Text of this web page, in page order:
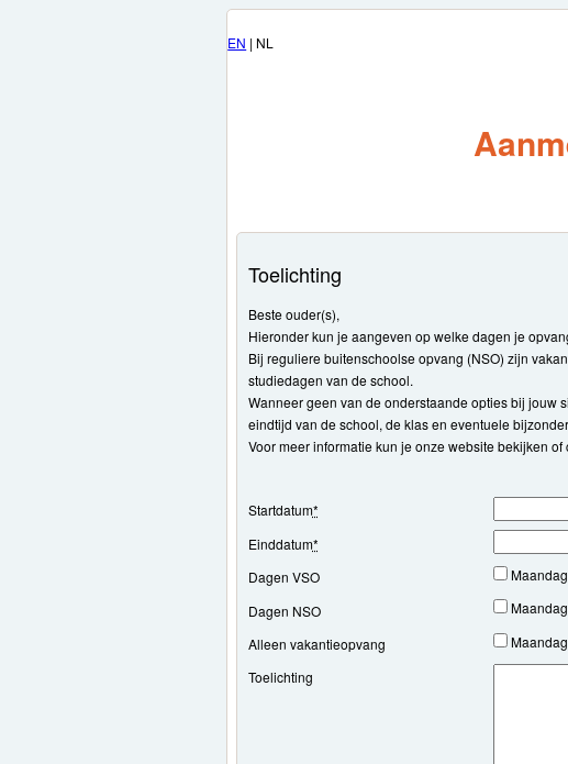
EN | NL
Toelichting
Beste ouder(s),
Hieronder kun je aangeven op welke dagen je
Bij reguliere buitenschoolse opvang (NSO) zijn
studiedagen van de school.
Wanneer geen van de onderstaande opties bij jouw
eindtijd van de school, de klas en eventuele
Voor meer informatie kun je onze website bekijken of
Startdatum*
Einddatum*
Dagen VSO
Maandag
Dagen NSO
Maandag
Alleen vakantieopvang
Maandag
Toelichting